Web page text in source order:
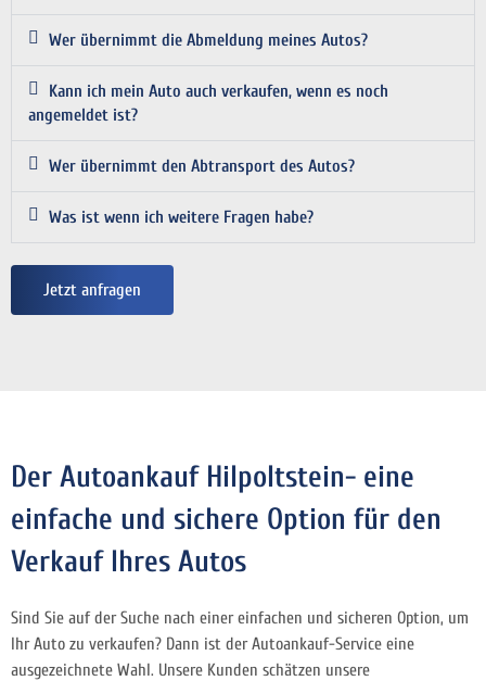
Wer übernimmt die Abmeldung meines Autos?
Kann ich mein Auto auch verkaufen, wenn es noch
angemeldet ist?
Wer übernimmt den Abtransport des Autos?
Was ist wenn ich weitere Fragen habe?
Jetzt anfragen
Der Autoankauf Hilpoltstein- eine
einfache und sichere Option für den
Verkauf Ihres Autos
Sind Sie auf der Suche nach einer einfachen und sicheren Option, um
Ihr Auto zu verkaufen? Dann ist der Autoankauf-Service eine
ausgezeichnete Wahl. Unsere Kunden schätzen unsere